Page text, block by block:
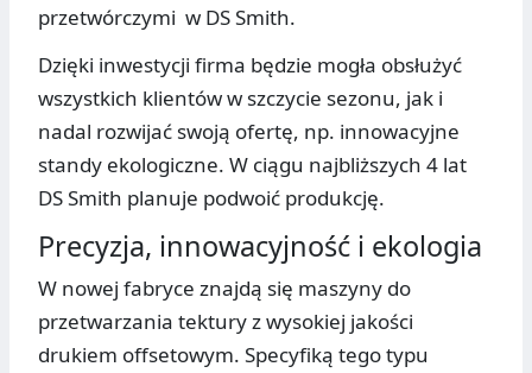
przetwórczymi w DS Smith.
Dzięki inwestycji firma będzie mogła obsłużyć
wszystkich klientów w szczycie sezonu, jak i
nadal rozwijać swoją ofertę, np. innowacyjne
standy ekologiczne. W ciągu najbliższych 4 lat
DS Smith planuje podwoić produkcję.
Precyzja, innowacyjność i ekologia
W nowej fabryce znajdą się maszyny do
przetwarzania tektury z wysokiej jakości
drukiem offsetowym. Specyfiką tego typu